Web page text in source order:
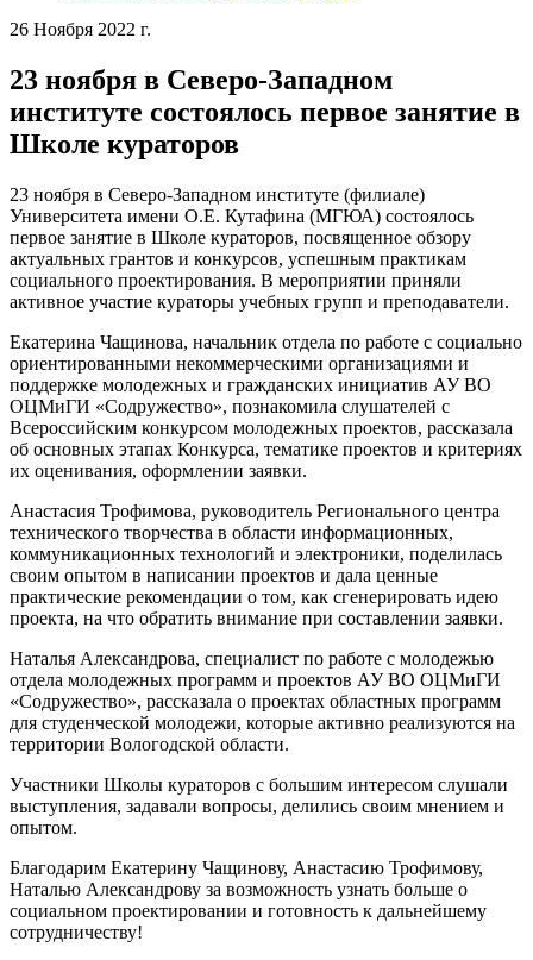
26 Ноября 2022 г.
23 ноября в Северо-Западном
институте состоялось первое занятие в
Школе кураторов
23 ноября в Северо-Западном институте (филиале)
Университета имени О.Е. Кутафина (МГЮА) состоялось
первое занятие в Школе кураторов, посвященное обзору
актуальных грантов и конкурсов, успешным практикам
социального проектирования. В мероприятии приняли
активное участие кураторы учебных групп и преподаватели.
Екатерина Чащинова, начальник отдела по работе с социально
ориентированными некоммерческими организациями и
поддержке молодежных и гражданских инициатив АУ ВО
ОЦМиГИ «Содружество», познакомила слушателей с
Всероссийским конкурсом молодежных проектов, рассказала
об основных этапах Конкурса, тематике проектов и критериях
их оценивания, оформлении заявки.
Анастасия Трофимова, руководитель Регионального центра
технического творчества в области информационных,
коммуникационных технологий и электроники, поделилась
своим опытом в написании проектов и дала ценные
практические рекомендации о том, как сгенерировать идею
проекта, на что обратить внимание при составлении заявки.
Наталья Александрова, специалист по работе с молодежью
отдела молодежных программ и проектов АУ ВО ОЦМиГИ
«Содружество», рассказала о проектах областных программ
для студенческой молодежи, которые активно реализуются на
территории Вологодской области.
Участники Школы кураторов с большим интересом слушали
выступления, задавали вопросы, делились своим мнением и
опытом.
Благодарим Екатерину Чащинову, Анастасию Трофимову,
Наталью Александрову за возможность узнать больше о
социальном проектировании и готовность к дальнейшему
сотрудничеству!